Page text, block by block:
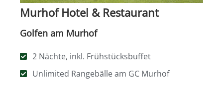
Murhof Hotel & Restaurant
Golfen am Murhof
2 Nächte, inkl. Frühstücksbuffet
Unlimited Rangebälle am GC Murhof